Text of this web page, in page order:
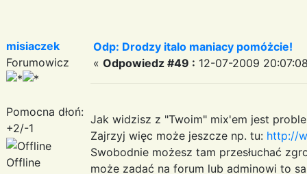
misiaczek
Forumowicz
Pomocna dłoń:
+2/-1
Offline
Odp: Drodzy italo maniacy pomóżcie!
« Odpowiedz #49 : 12-07-2009
Jak widzisz z "Twoim" mix'em jest
Zajrzyj więc może jeszcze np. tu: http://
Swobodnie możesz tam przesłuchać
może zadać na forum lub adminowi to